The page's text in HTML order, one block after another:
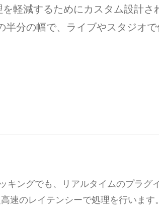
軽減するためにカスタム設計さ
分の幅で、ライブやスタジオ
キングでも、リアルタイムのプラグ
速のレイテンシーで処理を行います。